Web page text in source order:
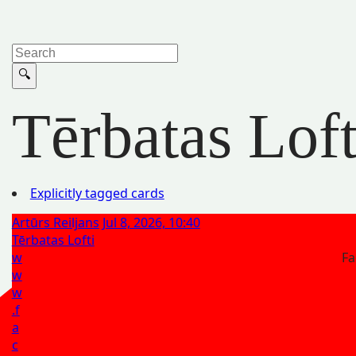
Tērbatas
Explicitly tagged cards
Artūrs Reiljans Jul 8, 2026, 10:40
Tērbatas Lofti
w
w
w
.f
a
c